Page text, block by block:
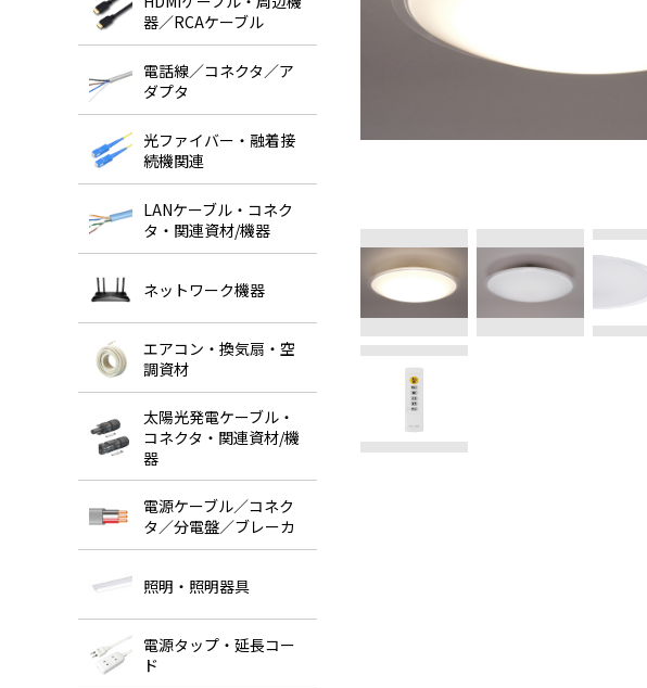
器／RCAケーブル
電話線／コネクタ／ア
ダプタ
光ファイバー・融着接
続機関連
LANケーブル・コネク
タ・関連資材/機器
ネットワーク機器
エアコン・換気扇・空
調資材
太陽光発電ケーブル・
コネクタ・関連資材/機
器
電源ケーブル／コネク
タ／分電盤／ブレーカ
照明・照明器具
電源タップ・延長コー
ド